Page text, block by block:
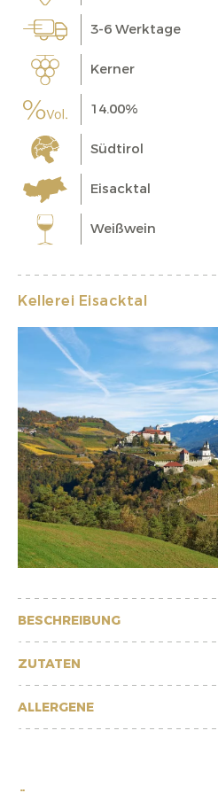
3-6 Werktage
Kerner
14.00%
Südtirol
Eisacktal
Weißwein
Kellerei Eisacktal
BESCHREIBUNG
ZUTATEN
ALLERGENE